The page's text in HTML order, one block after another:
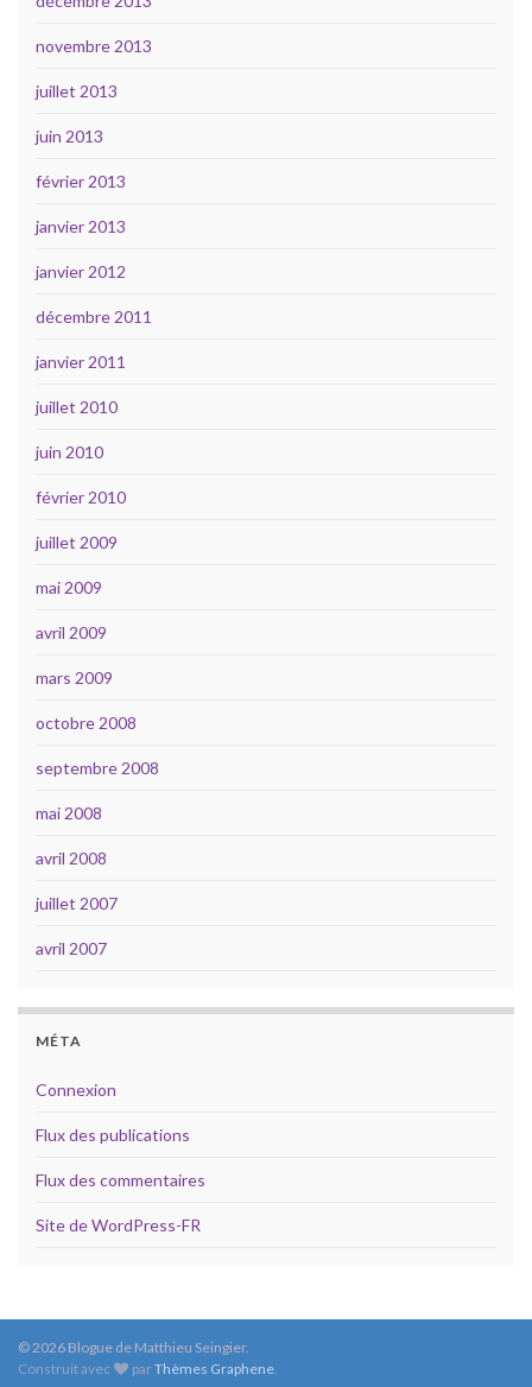
novembre 2013
juillet 2013
juin 2013
février 2013
janvier 2013
janvier 2012
décembre 2011
janvier 2011
juillet 2010
juin 2010
février 2010
juillet 2009
mai 2009
avril 2009
mars 2009
octobre 2008
septembre 2008
mai 2008
avril 2008
juillet 2007
avril 2007
MÉTA
Connexion
Flux des publications
Flux des commentaires
Site de WordPress-FR
© 2026 Blogue de Matthieu Seingier.
Construit avec
parThèmes Graphene